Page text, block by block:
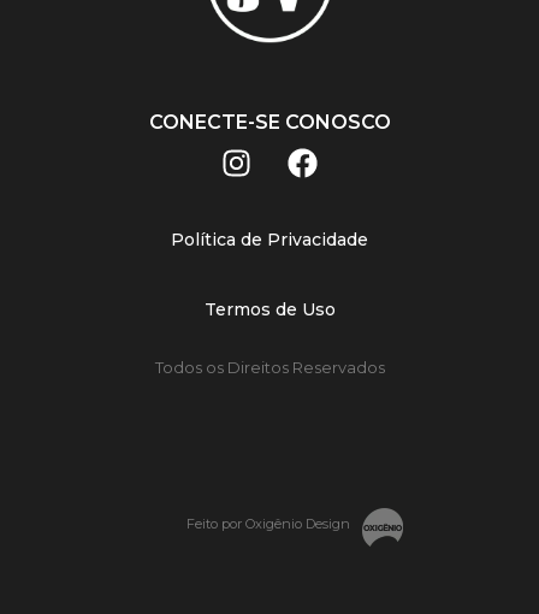
CONECTE-SE CONOSCO
Política de Privacidade
Termos de Uso
Todos os Direitos Reservados
Feito por Oxigênio Design